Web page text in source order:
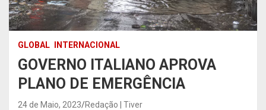
GLOBAL INTERNACIONAL
GOVERNO ITALIANO APROVA
PLANO DE EMERGÊNCIA
24 de Maio, 2023 Redação | Tiver